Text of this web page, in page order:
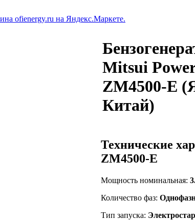
Mitsui
ZM4500-E
Китай)
Технические
ZM4500-E
Мощность номинальная:
Количество фаз:
Тип запуска: